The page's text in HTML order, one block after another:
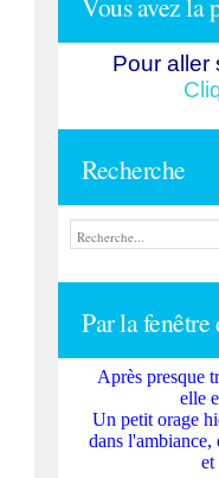
Pour aller
Recherche
Par la fenêtre
Après presque
elle
Un petit orage
dans l'ambiance,
et